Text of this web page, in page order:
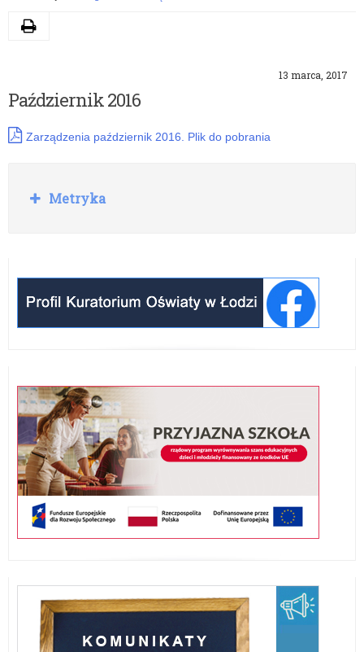
13 marca, 2017
Październik 2016
Zarządzenia październik 2016. Plik do pobrania
Drukuj
Rozwiń
Metryka